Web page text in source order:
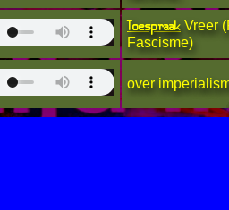
Toespraak Vreer
Fascisme)
over